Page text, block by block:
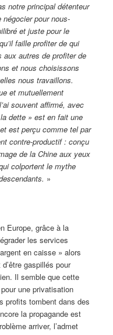
notre principal détenteur
pour nous-
et juste pour le
faille profiter de qui
autres de profiter de
et nous choisissons
nous travaillons.
et mutuellement
souvent affirmé, avec
dette » est en fait une
est perçu comme tel par
contre-productif : conçu
de la Chine aux yeux
colportent le mythe
»
Europe, grâce à la
les services
en caisse » alors
gaspillés pour
Il semble que cette
une privatisation
profits tombent dans des
la propagande est
arriver, l’admet